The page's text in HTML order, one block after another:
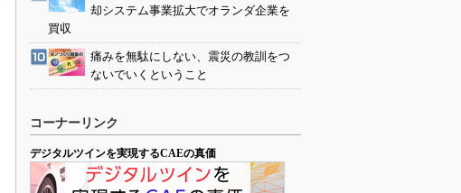
却システム事業拡大でオランダ企業を
買収
痛みを無駄にしない、震災の教訓をつ
ないでいくということ
コーナーリンク
デジタルツインを実現するCAEの真価